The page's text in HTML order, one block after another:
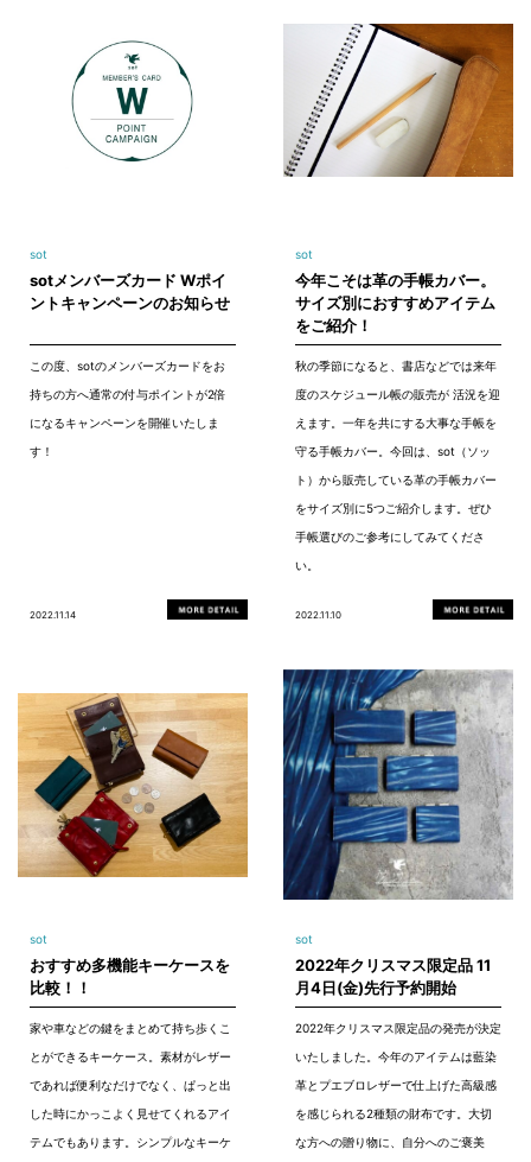
sot
sotメンバーズカード Wポイ
ントキャンペーンのお知らせ
この度、sotのメンバーズカードをお
持ちの方へ通常の付与ポイントが2倍
になるキャンペーンを開催いたしま
す！
2022.11.14
sot
今年こそは革の手帳カバー。
サイズ別におすすめアイテム
をご紹介！
秋の季節になると、書店などでは来年
度のスケジュール帳の販売が 活況を迎
えます。一年を共にする大事な手帳を
守る手帳カバー。今回は、sot（ソッ
ト）から販売している革の手帳カバー
をサイズ別に5つご紹介します。ぜひ
手帳選びのご参考にしてみてくださ
い。
2022.11.10
sot
おすすめ多機能キーケースを
比較！！
家や車などの鍵をまとめて持ち歩くこ
とができるキーケース。素材がレザー
であれば便利なだけでなく、ぱっと出
した時にかっこよく見せてくれるアイ
テムでもあります。シンプルなキーケ
sot
2022年クリスマス限定品 11
月4日(金)先行予約開始
2022年クリスマス限定品の発売が決定
いたしました。今年のアイテムは藍染
革とプエブロレザーで仕上げた高級感
を感じられる2種類の財布です。大切
な方への贈り物に、自分へのご褒美